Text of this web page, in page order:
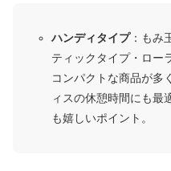
ハンディタイプ：もみ
ティックタイプ・ロー
コンパクトな商品が多
ィスの休憩時間にも最
も嬉しいポイント。